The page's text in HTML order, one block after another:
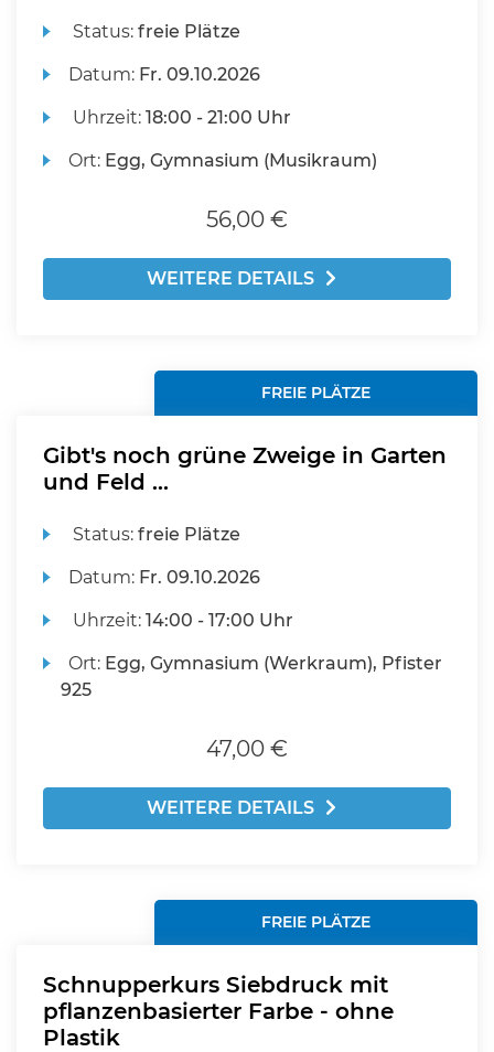
Status:freie Plätze
Datum: Fr. 09.10.2026
Uhrzeit:18:00 - 21:00 Uhr
Ort: Egg, Gymnasium (Musikraum)
56,00 €
WEITERE DETAILS
FREIE PLÄTZE
Gibt's noch grüne Zweige in Garten
und Feld ...
Status:freie Plätze
Datum: Fr. 09.10.2026
Uhrzeit:14:00 - 17:00 Uhr
Ort: Egg, Gymnasium (Werkraum), Pfister
925
47,00 €
WEITERE DETAILS
FREIE PLÄTZE
Schnupperkurs Siebdruck mit
pflanzenbasierter Farbe - ohne
Plastik